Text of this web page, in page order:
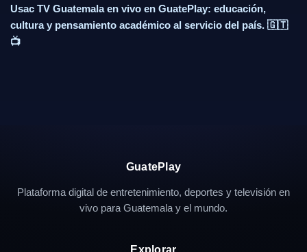
Usac TV Guatemala en vivo en GuatePlay: educación,
cultura y pensamiento académico al servicio del país. 🇬🇹
📺
GuatePlay
Plataforma digital de entretenimiento, deportes y televisión en
vivo para Guatemala y el mundo.
Explorar